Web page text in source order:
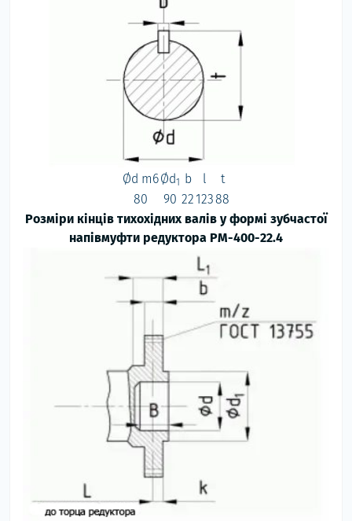
Ød m6Ød1 b l
t
80
90 2212388
Розміри кінців тихохідних валів у формі зубчастої
напівмуфти редуктора РМ-400-22.4